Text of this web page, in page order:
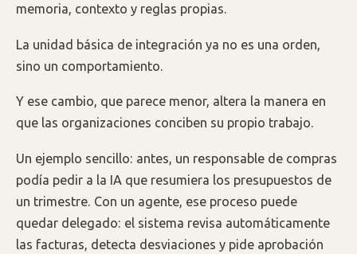
memoria, contexto y reglas propias.
La unidad básica de integración ya no es una orden,
sino un comportamiento.
Y ese cambio, que parece menor, altera la manera en
que las organizaciones conciben su propio trabajo.
Un ejemplo sencillo: antes, un responsable de compras
podía pedir a la IA que resumiera los presupuestos de
un trimestre. Con un agente, ese proceso puede
quedar delegado: el sistema revisa automáticamente
las facturas, detecta desviaciones y pide aprobación